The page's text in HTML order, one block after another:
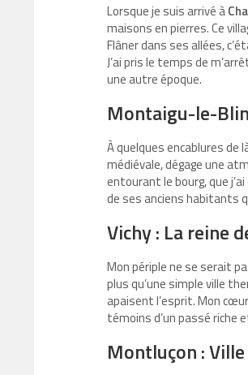
Lorsque je suis arrivé à
maisons en pierres. Ce
Flâner dans ses allées,
J’ai pris le temps de
une autre époque.
Montaigu-le-
À quelques encablures de
médiévale, dégage une
entourant le bourg, que
de ses anciens habitants
Vichy : La reine
Mon périple ne se serait
plus qu’une simple ville
apaisent l’esprit. Mon
témoins d’un passé riche
Montluçon :